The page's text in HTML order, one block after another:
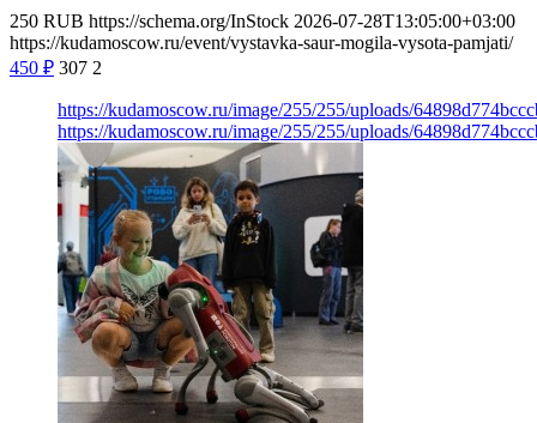
250 RUB https://schema.org/InStock 2026-07-28T13:05:00+03:00
https://kudamoscow.ru/event/vystavka-saur-mogila-vysota-pamjati/
450 ₽ 307 2
https://kudamoscow.ru/image/255/255/uploads/
https://kudamoscow.ru/image/255/255/uploads/